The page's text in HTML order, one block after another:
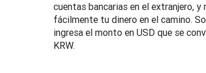
cuentas bancarias en el extranjero, y
fácilmente tu dinero en el camino.
ingresa el monto en USD que se
KRW.